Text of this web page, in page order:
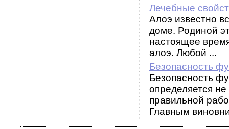
Лечебные
Алоэ известно
доме. Родиной
настоящее
алоэ. Любой ...
Безопасность
Безопасность
определяется
правильной
Главным